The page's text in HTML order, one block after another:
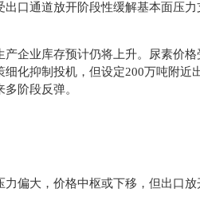
口通道放开阶段性缓解基本面压力
企业库存预计仍将上升。尿素价
化抑制投机，但设定200万吨附近
阶段反弹。
力偏大，价格中枢或下移，但出口